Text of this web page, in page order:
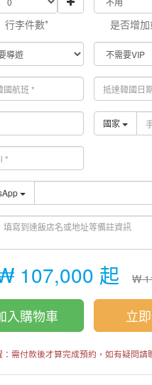
行李件數* 是否增
國家
107,000 起 ₩
入購物車 立
需付款後才算完成預約，如有疑問請